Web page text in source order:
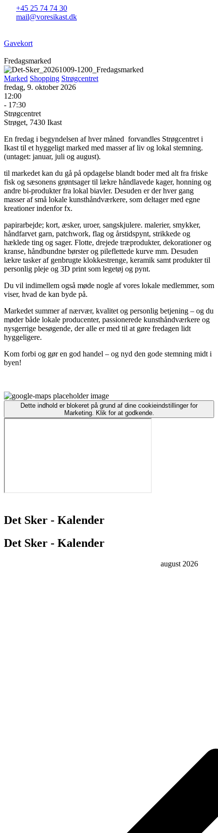
+45 25 74 74 30
mail@voresikast.dk
Gavekort
Fredagsmarked
Marked Shopping Strøgcentret
fredag, 9. oktober 2026
12:00
- 17:30
Strøgcentret
Strøget, 7430 Ikast
En fredag i begyndelsen af hver måned forvandles Strøgcentret i
Ikast til et hyggeligt marked med masser af liv og lokal stemning.
(untaget: januar, juli og august).
til markedet kan du gå på opdagelse blandt boder med alt fra friske
fisk og sæsonens grøntsager til lækre håndlavede kager, honning og
andre bi-produkter fra lokal biavler. Desuden er der hver gang
masser af små lokale kunsthåndværkere, som deltager med egne
kreationer indenfor fx.
papirarbejde; kort, æsker, uroer, sangskjulere. malerier, smykker,
håndfarvet garn, patchwork, flag og årstidspynt, strikkede og
hæklede ting og sager. Flotte, drejede træprodukter, dekorationer og
kranse, håndbundne børster og pileflettede kurve mm. Desuden
lækre tasker af genbrugte klokkestrenge, keramik samt produkter til
personlig pleje og 3D print som legetøj og pynt.
Du vil indimellem også møde nogle af vores lokale medlemmer, som
viser, hvad de kan byde på.
Markedet summer af nærvær, kvalitet og personlig betjening – og du
møder både lokale producenter, passionerede kunsthåndværkere og
nysgerrige besøgende, der alle er med til at gøre fredagen lidt
hyggeligere.
Kom forbi og gør en god handel – og nyd den gode stemning midt i
byen!
Dette indhold er blokeret på grund af dine cookieindstillinger for
Marketing. Klik for at godkende.
Det Sker - Kalender
Det Sker - Kalender
august 2026